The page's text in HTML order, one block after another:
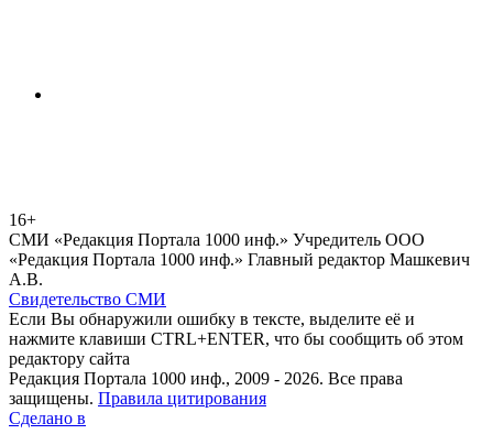
16+
СМИ «Редакция Портала 1000 инф.» Учредитель ООО
«Редакция Портала 1000 инф.» Главный редактор Машкевич
А.В.
Свидетельство СМИ
Если Вы обнаружили ошибку в тексте, выделите её и
нажмите клавиши CTRL+ENTER, что бы сообщить об этом
редактору сайта
Редакция Портала 1000 инф., 2009 - 2026. Все права
защищены. Правила цитирования
Сделано в